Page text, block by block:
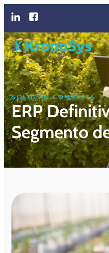
SOLUÇÃO COMPLETA
ERP
Segmento